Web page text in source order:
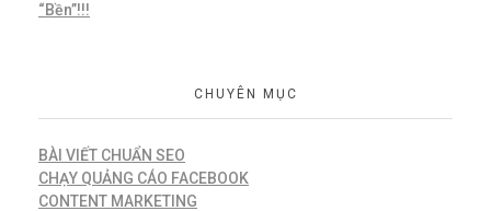
“Bền”!!!
CHUYÊN MỤC
BÀI VIẾT CHUẨN SEO
CHẠY QUẢNG CÁO FACEBOOK
CONTENT MARKETING